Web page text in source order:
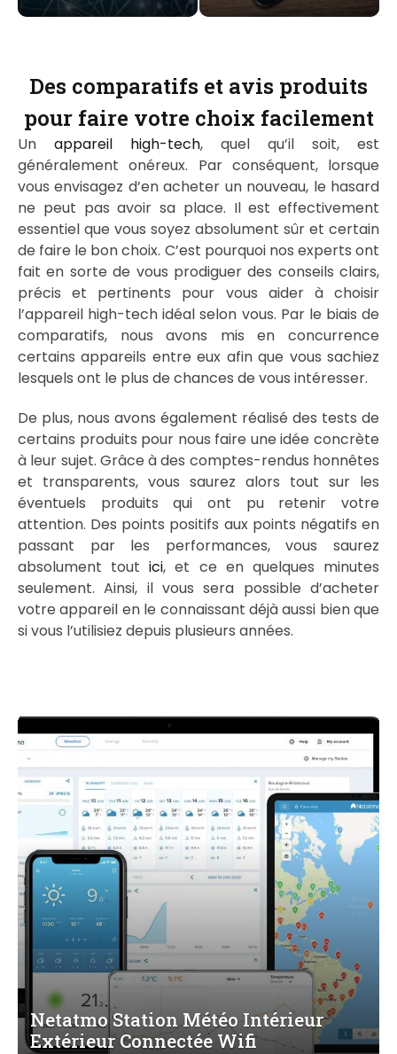
Des comparatifs et avis produits
pour faire votre choix facilement
Un appareil high-tech, quel qu’il soit, est
généralement onéreux. Par conséquent, lorsque
vous envisagez d’en acheter un nouveau, le hasard
ne peut pas avoir sa place. Il est effectivement
essentiel que vous soyez absolument sûr et certain
de faire le bon choix. C’est pourquoi nos experts ont
fait en sorte de vous prodiguer des conseils clairs,
précis et pertinents pour vous aider à choisir
l’appareil high-tech idéal selon vous. Par le biais de
comparatifs, nous avons mis en concurrence
certains appareils entre eux afin que vous sachiez
lesquels ont le plus de chances de vous intéresser.
De plus, nous avons également réalisé des tests de
certains produits pour nous faire une idée concrète
à leur sujet. Grâce à des comptes-rendus honnêtes
et transparents, vous saurez alors tout sur les
éventuels produits qui ont pu retenir votre
attention. Des points positifs aux points négatifs en
passant par les performances, vous saurez
absolument toutici, et ce en quelques minutes
seulement. Ainsi, il vous sera possible d’acheter
votre appareil en le connaissant déjà aussi bien que
si vous l’utilisiez depuis plusieurs années.
Netatmo Station Météo Intérieur
Extérieur Connectée Wifi